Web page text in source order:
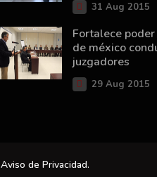
31 Aug 2015
Fortalece
de méxico
juzgadores
29 Aug 2015
Aviso de Privacidad.